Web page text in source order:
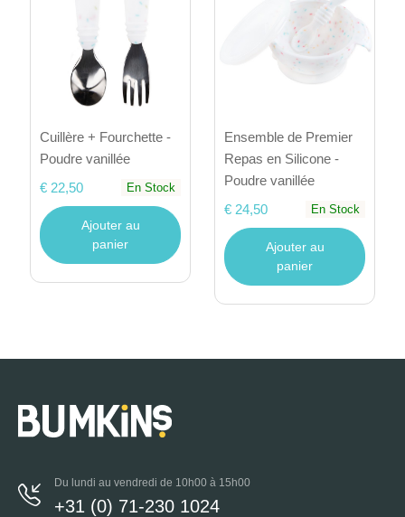
Cuillère + Fourchette -
Poudre vanillée
€ 22,50
En Stock
Ajouter au
panier
Ensemble de Premier
Repas en Silicone -
Poudre vanillée
€ 24,50
En Stock
Ajouter au
panier
Du lundi au vendredi de 10h00 à 15h00
+31 (0) 71-230 1024